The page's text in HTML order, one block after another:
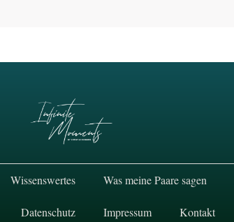
Wissenswertes Was meine Paare sagen
Datenschutz Impressum Kontakt